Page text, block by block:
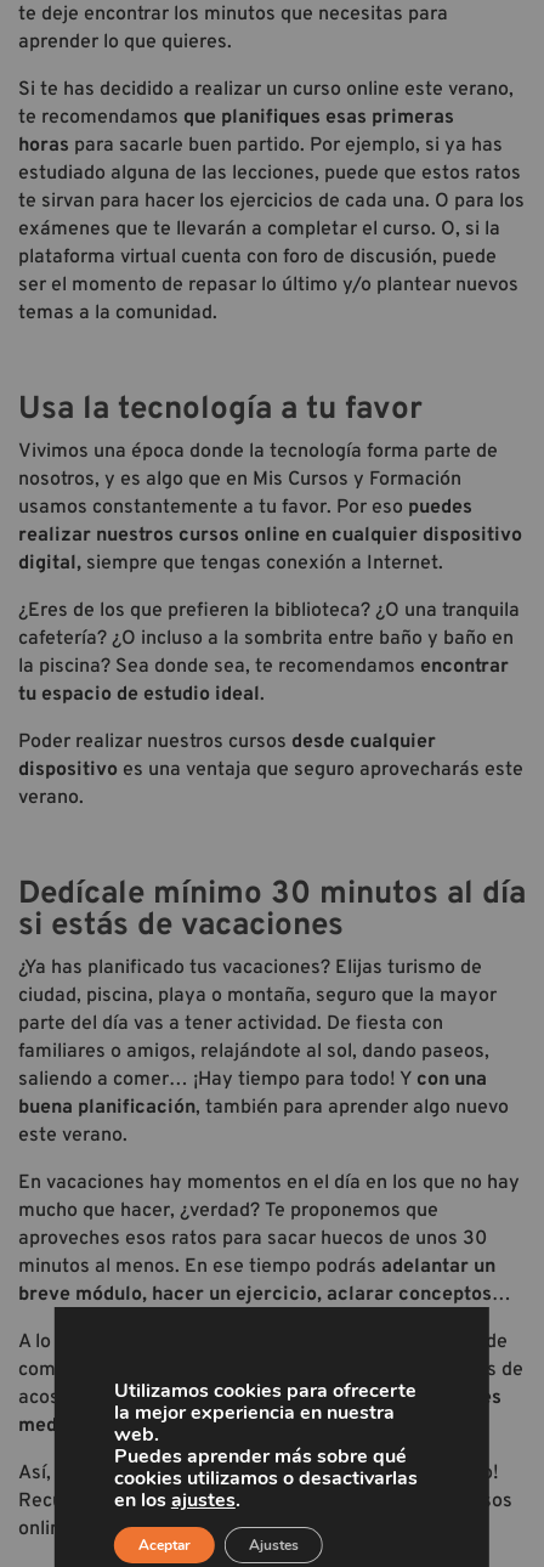
te deje encontrar los minutos que necesitas para
aprender lo que quieres.
Si te has decidido a realizar un curso online este verano,
te recomendamos que planifiques esas primeras
horas para sacarle buen partido. Por ejemplo, si ya has
estudiado alguna de las lecciones, puede que estos ratos
te sirvan para hacer los ejercicios de cada una. O para los
exámenes que te llevarán a completar el curso. O, si la
plataforma virtual cuenta con foro de discusión, puede
ser el momento de repasar lo último y/o plantear nuevos
temas a la comunidad.
Usa la tecnología a tu favor
Vivimos una época donde la tecnología forma parte de
nosotros, y es algo que en Mis Cursos y Formación
usamos constantemente a tu favor. Por eso puedes
realizar nuestros cursos online en cualquier dispositivo
digital, siempre que tengas conexión a Internet.
¿Eres de los que prefieren la biblioteca? ¿O una tranquila
cafetería? ¿O incluso a la sombrita entre baño y baño en
la piscina? Sea donde sea, te recomendamos encontrar
tu espacio de estudio ideal.
Poder realizar nuestros cursos desde cualquier
dispositivo es una ventaja que seguro aprovecharás este
verano.
Dedícale mínimo 30 minutos al día
si estás de vacaciones
¿Ya has planificado tus vacaciones? Elijas turismo de
ciudad, piscina, playa o montaña, seguro que la mayor
parte del día vas a tener actividad. De fiesta con
familiares o amigos, relajándote al sol, dando paseos,
saliendo a comer… ¡Hay tiempo para todo! Y con una
buena planificación, también para aprender algo nuevo
este verano.
En vacaciones hay momentos en el día en los que no hay
mucho que hacer, ¿verdad? Te proponemos que
aproveches esos ratos para sacar huecos de unos 30
minutos al menos. En ese tiempo podrás adelantar un
breve módulo, hacer un ejercicio, aclarar conceptos…
A lo mejor es el rato mientras desayunas. O después de
comer cuando los demás se echan una siesta. O antes de
acostarte cada día. Sea cuando sea,seguro que tienes
media horapara dedicarle a tu curso online.
Así, sumando un día, y otro, y otro… ¡lo tendrás hecho!
Recuerda que una de las grandes ventajas de los cursos
online es quetú elijes cuándo y dónde
Utilizamos cookies para ofrecerte
la mejor experiencia en nuestra
web.
Puedes aprender más sobre qué
cookies utilizamos o desactivarlas
en losajustes.
Aceptar Ajustes